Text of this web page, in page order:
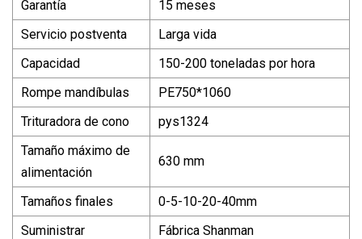
Garantía
15 meses
Servicio postventa
Larga vida
Capacidad
150-200 toneladas por hora
Rompe mandíbulas
PE750*1060
Trituradora de cono
pys1324
Tamaño máximo de
alimentación
630 mm
Tamaños finales
0-5-10-20-40mm
Suministrar
Fábrica Shanman